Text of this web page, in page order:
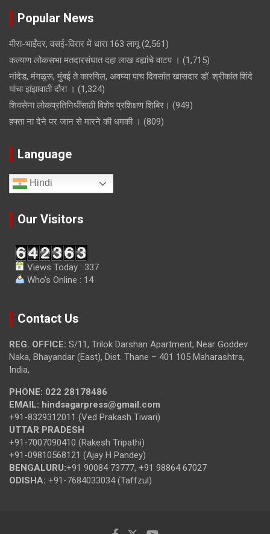
Popular News
मीरा-भाईंदर, वसई-विरार में धारा 163 लागू (2,561)
कल्याण लोकसभा मतदारसंघात दहा लाख वह्यांचे वाटप । (1,715)
नांदेड, मंगळुरू, मुंबई ते कारगिल, अवघ्या पाच दिवसांत खासदार डॉ. श्रीकांत शिंदे
यांचा झंझावाती दौरा । (1,324)
शिवसेना लोकप्रतिनिधींसाठी विशेष प्रशिक्षण शिबिर। (949)
हफ्ता ना देने पर जान से मारने की धमकी । (809)
Language
Hindi
Our Visitors
Views Today : 337
Who's Online : 14
Contact Us
REG. OFFICE: S/11, Trilok Darshan Apartment, Near Goddev
Naka, Bhayandar (East), Dist. Thane – 401 105 Maharashtra,
India,
PHONE: 022 28178486
EMAIL: hindsagarpress@gmail.com
+91-8329312011 (Ved Prakash Tiwari)
UTTAR PRADESH
+91-7007090410 (Rakesh Tripathi)
+91-09810568121 (Ajay H Pandey)
BENGALURU:+91 90084 73777, +91 98864 67027
ODISHA: +91-7684033034 (Taffzul)